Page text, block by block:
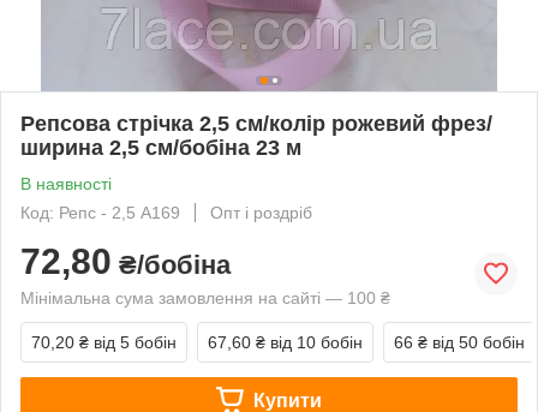
Репсова стрічка 2,5 см/колір рожевий фрез/
ширина 2,5 см/бобіна 23 м
В наявності
Код: Репс - 2,5 А169
Опт і роздріб
72,80 ₴/бобіна
Мінімальна сума замовлення на сайті — 100 ₴
70,20 ₴ від 5 бобін 67,60 ₴ від 10 бобін 66 ₴ від 50 бобін
Купити